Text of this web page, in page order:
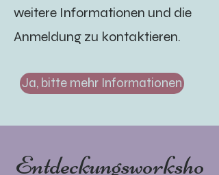
weitere Informationen und die
Anmeldung zu kontaktieren.
Ja, bitte mehr Informationen
Entdeckungsworksho